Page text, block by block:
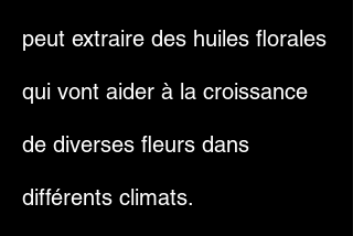
peut extraire des huiles florales
qui vont aider à la croissance
de diverses fleurs dans
différents climats.